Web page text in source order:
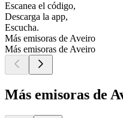
Escanea el código,
Descarga la app,
Escucha.
Más emisoras de Aveiro
Más emisoras de Aveiro
Más emisoras de